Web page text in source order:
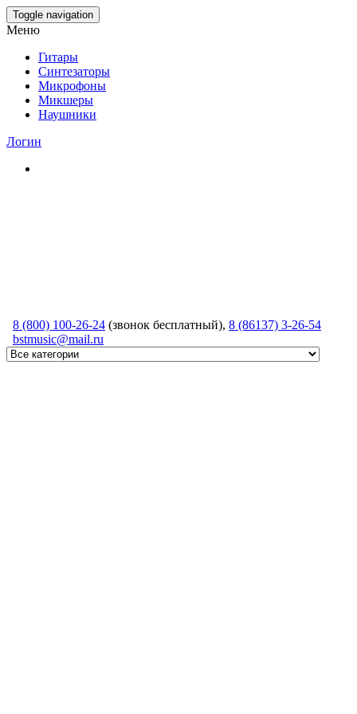
Skip
to
content
Toggle navigation
Меню
Гитары
Синтезаторы
Микрофоны
Микшеры
Наушники
Логин
8 (800) 100-26-24 (звонок бесплатный), 8 (86137) 3-26-54
bstmusic@mail.ru